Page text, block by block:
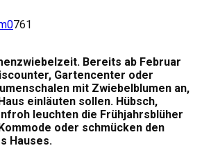
0761
Bereits ab Februar
Gartencenter oder
mit Zwiebelblumen an,
einläuten sollen. Hübsch,
leuchten die Frühjahrsblüher
oder schmücken den
Hauses.